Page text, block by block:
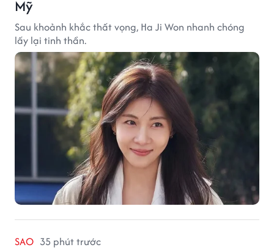
Mỹ
Sau khoảnh khắc thất vọng, Ha Ji Won nhanh chóng
lấy lại tinh thần.
SAO 35 phút trước